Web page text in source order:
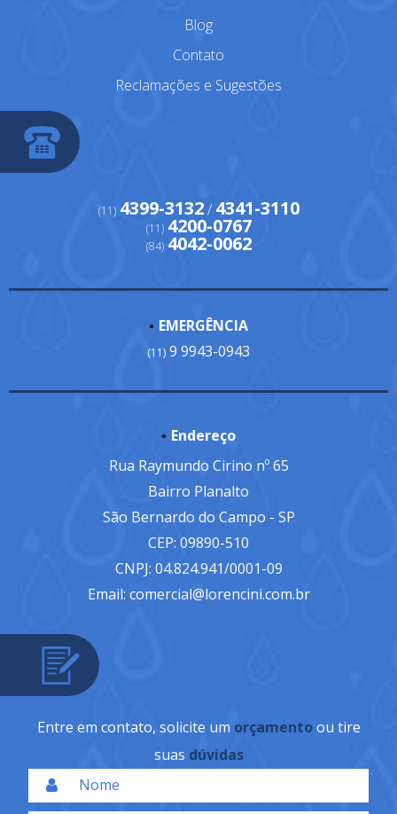
Blog
Contato
Reclamações e Sugestões
(11) 4399-3132/ 4341-3110
(11) 4200-0767
(84) 4042-0062
EMERGÊNCIA
(11) 9 9943-0943
Endereço
Rua Raymundo Cirino nº 65
Bairro Planalto
São Bernardo do Campo - SP
CEP: 09890-510
CNPJ: 04.824.941/0001-09
Email: comercial@lorencini.com.br
Entre em contato, solicite um orçamentoou tire
suas dúvidas